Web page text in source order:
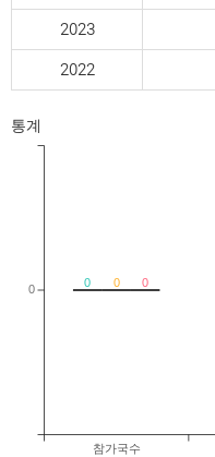
2023
2022
통계
0 0 0
참가국수
0